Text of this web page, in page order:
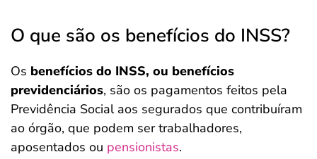
O que são os benefícios do INSS?
Os benefícios do INSS, ou benefícios
previdenciários, são os pagamentos feitos pela
Previdência Social aos segurados que contribuíram
ao órgão, que podem ser trabalhadores,
aposentados ou pensionistas.